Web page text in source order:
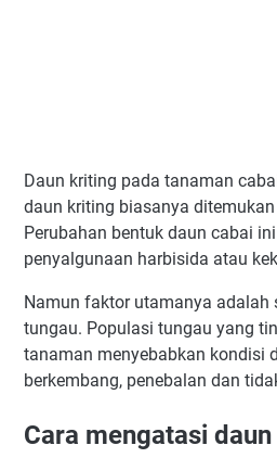
Daun kriting pada tanaman
daun kriting biasanya
Perubahan bentuk daun cabai
penyalgunaan harbisida atau
Namun faktor utamanya adalah
tungau. Populasi tungau yang
tanaman menyebabkan kondisi
berkembang, penebalan dan
Cara mengatasi